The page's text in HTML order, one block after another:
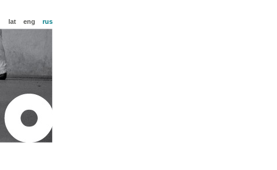
lat eng rus